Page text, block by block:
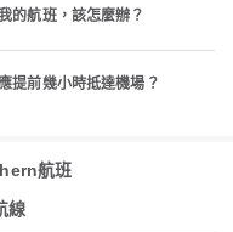
的航班，該怎麼辦？
提前幾小時抵達機場？
航班
線